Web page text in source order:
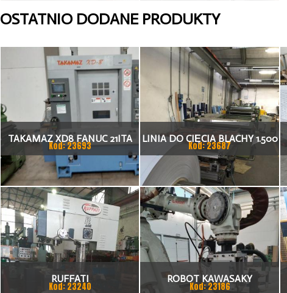
OSTATNIO DODANE PRODUKTY
TAKAMAZ XD8 FANUC 21ITA
TOKARKA CNC
Kod: 23693
LINIA DO CIĘCIA BLACHY 1.500
X 1,5 (2,5) MM
Kod: 23687
RUFFATI
Kod: 23240
ROBOT KAWASAKY
Kod: 23186